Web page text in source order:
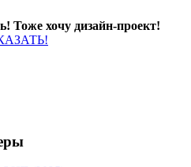
Тоже хочу дизайн-проект!